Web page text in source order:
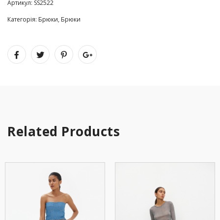
Артикул: SS2522
Категорія: Брюки, Брюки
Related Products